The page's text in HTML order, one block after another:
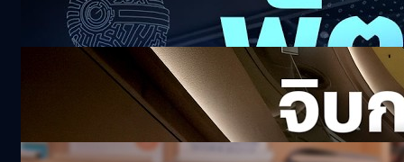
20k views 19 days ago
จิบกาแฟ ถอดวิธีคิด ‘ม.ล.ปีกทอง ทองใหญ่’
128.8k views 22 days ago
BTEC Level 3 วุฒิ ม.ปลาย อินเตอร์ฯ UK เรียน